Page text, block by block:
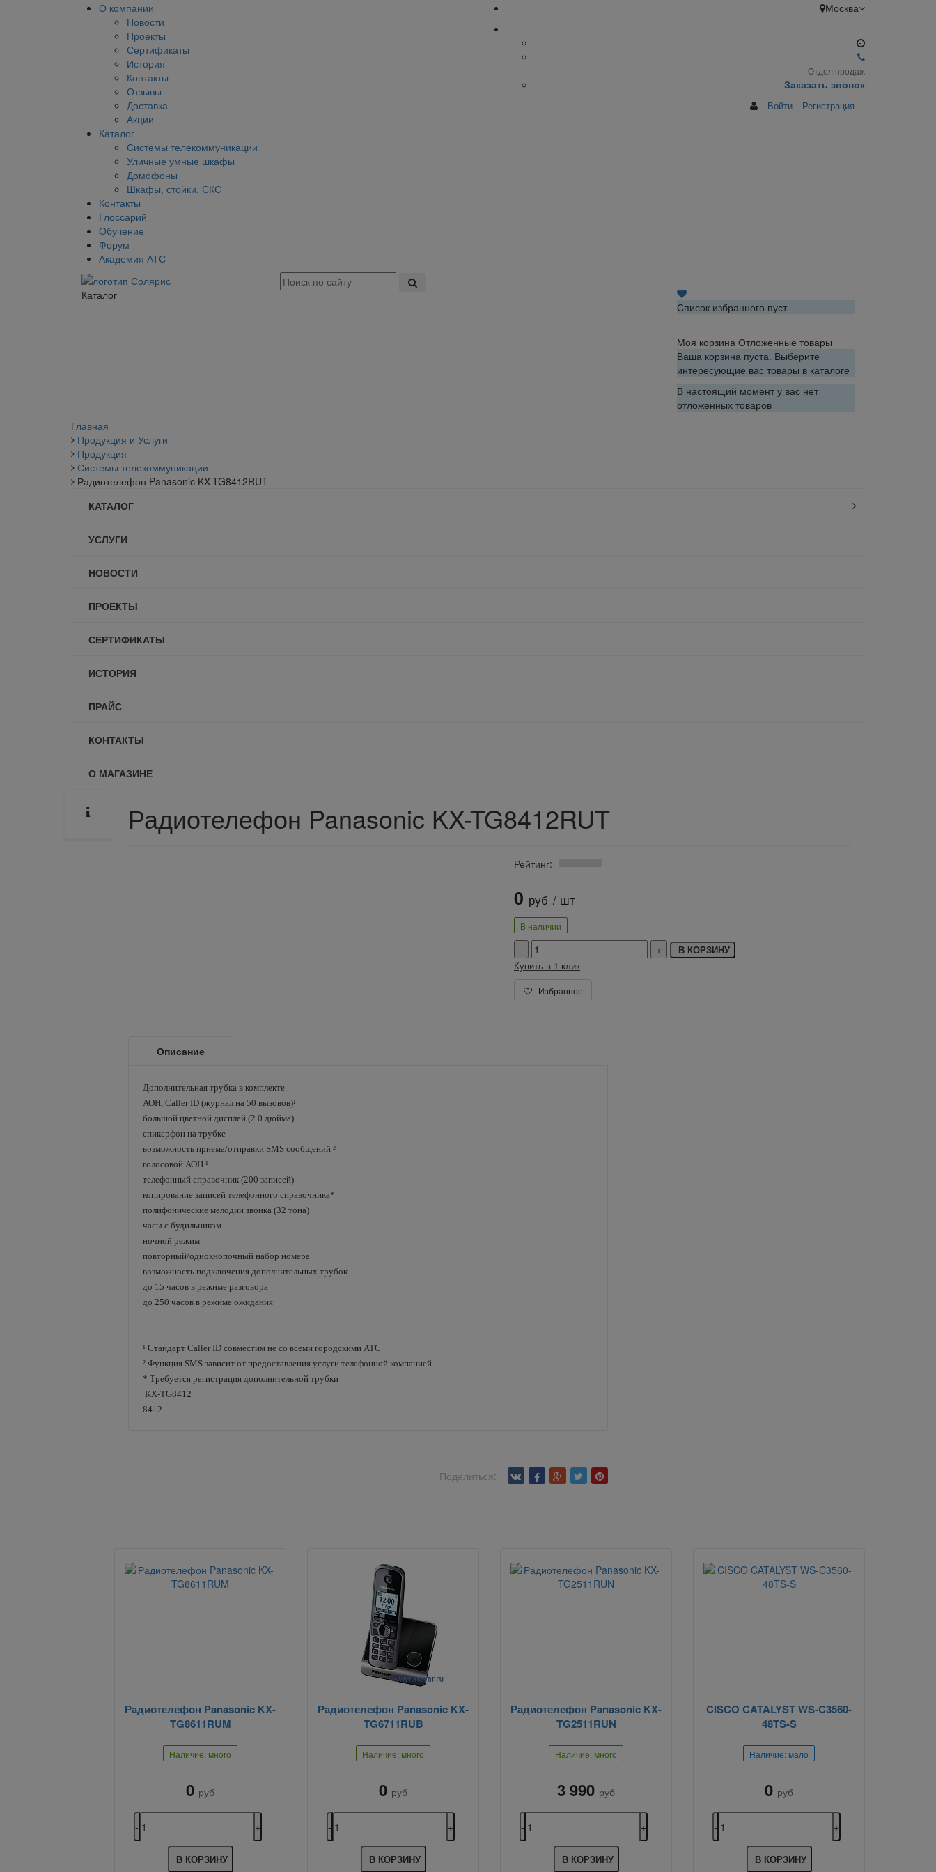
О компании
Новости
Проекты
Сертификаты
История
Контакты
Отзывы
Доставка
Акции
Каталог
Системы телекоммуникации
Уличные умные шкафы
Домофоны
Шкафы, стойки, СКС
Контакты
Глоссарий
Обучение
Форум
Академия АТС
Москва
Отдел продаж
Заказать звонок
Войти Регистрация
Каталог
Список избранного пуст
Моя корзина Отложенные товары
Ваша корзина пуста. Выберите
интересующие вас товары в каталоге
В настоящий момент у вас нет
отложенных товаров
Главная
Продукция и Услуги
Продукция
Системы телекоммуникации
Радиотелефон Panasonic KX-TG8412RUT
КАТАЛОГ
УСЛУГИ
НОВОСТИ
ПРОЕКТЫ
СЕРТИФИКАТЫ
ИСТОРИЯ
ПРАЙС
КОНТАКТЫ
О МАГАЗИНЕ
Радиотелефон Panasonic KX-TG8412RUT
Рейтинг:
0 руб / шт
В наличии
В КОРЗИНУ
Купить в 1 клик
Избранное
Описание
Дополнительная трубка в комплекте
АОН, Caller ID (журнал на 50 вызовов)¹
большой цветной дисплей (2.0 дюйма)
спикерфон на трубке
возможность приема/отправки SMS сообщений ²
голосовой АОН ¹
телефонный справочник (200 записей)
копирование записей телефонного справочника*
полифонические мелодии звонка (32 тона)
часы с будильником
ночной режим
повторный/однокнопочный набор номера
возможность подключения дополнительных трубок
до 15 часов в режиме разговора
до 250 часов в режиме ожидания
¹ Стандарт Caller ID совместим не со всеми городскими АТС
² Функция SMS зависит от предоставления услуги телефонной компанией
* Требуется регистрация дополнительной трубки
KX-TG8412
8412
Поделиться:
Радиотелефон Panasonic KX-
TG8611RUM
Наличие: много
0 руб
В КОРЗИНУ
Радиотелефон Panasonic KX-
TG6711RUB
Наличие: много
0 руб
В КОРЗИНУ
Радиотелефон Panasonic KX-
TG2511RUN
Наличие: много
3 990 руб
В КОРЗИНУ
CISCO CATALYST WS-C3560-
48TS-S
Наличие: мало
0 руб
В КОРЗИНУ